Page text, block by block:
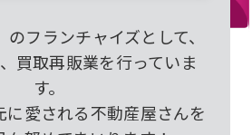
のフランチャイズとして、
買取再販業を行っていま
す。
愛される不動産屋さんを